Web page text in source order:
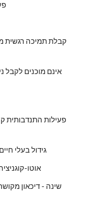
גידול בעלי
אוטו-
שינה - דיכאון